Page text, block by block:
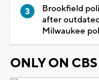
Brookfield
after
Milwaukee
ONLY ON